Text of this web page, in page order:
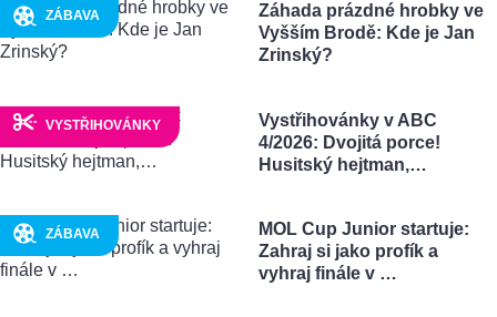
ZÁBAVA
Záhada prázdné hrobky ve
Vyšším Brodě: Kde je Jan
Zrinský?
VYSTŘIHOVÁNKY
Vystřihovánky v ABC
4/2026: Dvojitá porce!
Husitský hejtman,…
ZÁBAVA
MOL Cup Junior startuje:
Zahraj si jako profík a
vyhraj finále v …